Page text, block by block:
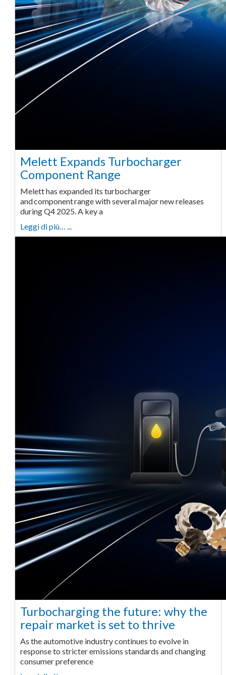
Melett Expands Turbocharger
Component Range
Melett has expanded its turbocharger
and component range with several major new releases
during Q4 2025. A key a
Leggi di più… ...
Turbocharging the future: why the
repair market is set to thrive
As the automotive industry continues to evolve in
response to stricter emissions standards and changing
consumer preference